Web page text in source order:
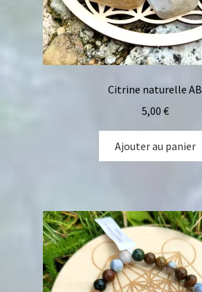
Citrine naturelle AB
5,00 €
Ajouter au panier